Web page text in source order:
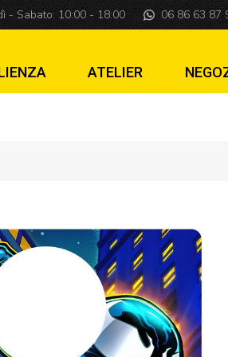
di lancio
- Sabato: 10:00 - 18:00 06 86 63 87
ATELIER